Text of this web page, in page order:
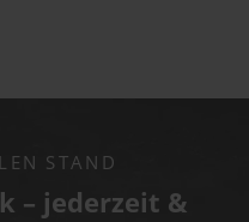
STAND
– jederzeit &